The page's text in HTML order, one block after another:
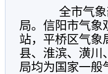
全市气象
局。信阳市气象
站，平桥区气象
县、淮滨、潢川
局均为国家一般